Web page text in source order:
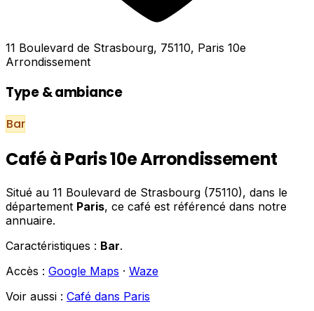
11 Boulevard de Strasbourg, 75110, Paris 10e
Arrondissement
Type & ambiance
Bar
Café à Paris 10e Arrondissement
Situé au 11 Boulevard de Strasbourg (75110), dans le
département Paris, ce café est référencé dans notre
annuaire.
Caractéristiques : Bar.
Accès : Google Maps · Waze
Voir aussi : Café dans Paris